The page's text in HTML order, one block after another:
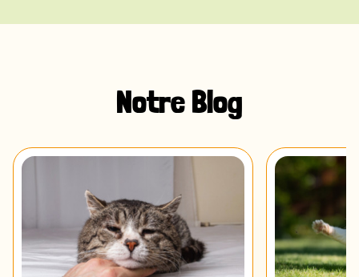
Notre Blog